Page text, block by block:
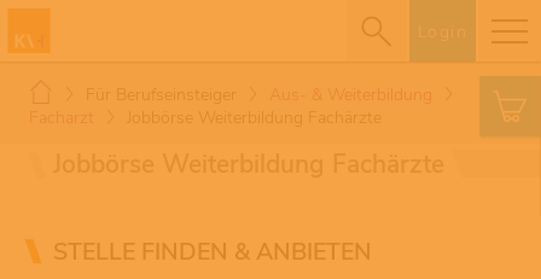
Login
Für Berufseinsteiger
Aus- & Weiterbildung
Facharzt
Jobbörse Weiterbildung Fachärzte
STELLE FINDEN & ANBIETEN